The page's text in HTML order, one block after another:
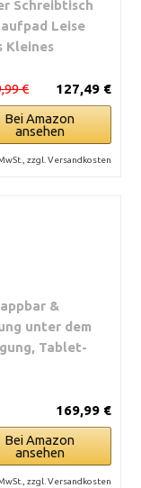
Schreibtisch
Leise
Kleines
127,49 €
€
Bei Amazon
ansehen
zzgl. Versandkosten
&
unter dem
Tablet-
169,99 €
Bei Amazon
ansehen
zzgl. Versandkosten